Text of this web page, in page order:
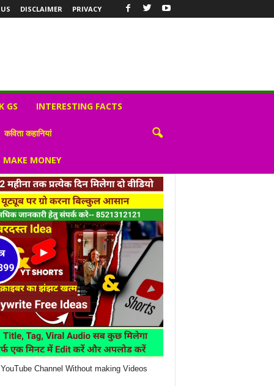
DISCLAIMER PRIVACY
GS INTERESTING FACTS
कविता कहानियां
MONEY
Channel Without making Videos